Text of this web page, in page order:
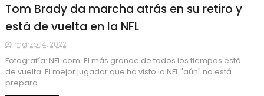
Tom Brady da marcha atrás en su retiro y
está de vuelta en la NFL
marzo 14, 2022
Fotografía: NFL.com El más grande de todos los tiempos está
de vuelta. El mejor jugador que ha visto la NFL "aún" no está
prepara...